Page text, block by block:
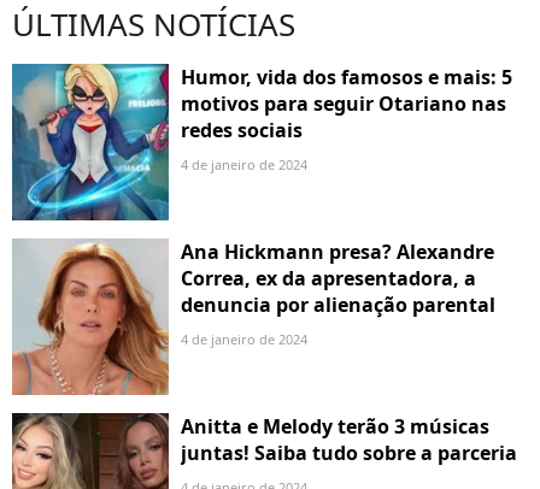
ÚLTIMAS NOTÍCIAS
Humor, vida dos famosos e mais: 5
motivos para seguir Otariano nas
redes sociais
4 de janeiro de 2024
Ana Hickmann presa? Alexandre
Correa, ex da apresentadora, a
denuncia por alienação parental
4 de janeiro de 2024
Anitta e Melody terão 3 músicas
juntas! Saiba tudo sobre a parceria